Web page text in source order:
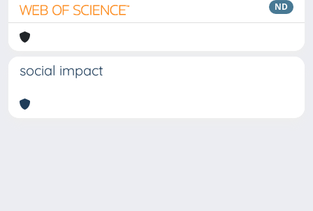
ND
social impact